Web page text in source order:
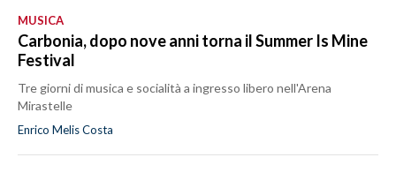
MUSICA
Carbonia, dopo nove anni torna il Summer Is Mine
Festival
Tre giorni di musica e socialità a ingresso libero nell'Arena
Mirastelle
Enrico Melis Costa